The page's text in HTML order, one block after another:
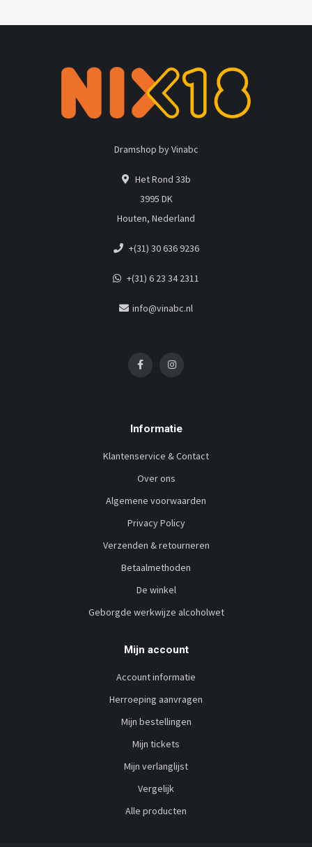
Dramshop by Vinabc
Het Rond 33b
3995 DK
Houten, Nederland
+(31) 30 636 9236
+(31) 6 23 34 2311
info@vinabc.nl
Informatie
Klantenservice & Contact
Over ons
Algemene voorwaarden
Privacy Policy
Verzenden & retourneren
Betaalmethoden
De winkel
Geborgde werkwijze alcoholwet
Mijn account
Account informatie
Herroeping aanvragen
Mijn bestellingen
Mijn tickets
Mijn verlanglijst
Vergelijk
Alle producten